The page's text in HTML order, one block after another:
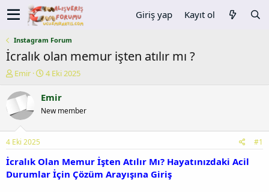
Giriş yap Kayıt ol
Instagram Forum
İcralık olan memur işten atılır mı ?
K
n
u
y
b
a
ş
a
Emir
B
ş
a
ç
a
4 Eki 2025
Emir
New member
4 Eki 2025 #1
İcralık Olan Memur İşten Atılır Mı? Hayatınızdaki Acil
Durumlar İçin Çözüm Arayışına Giriş